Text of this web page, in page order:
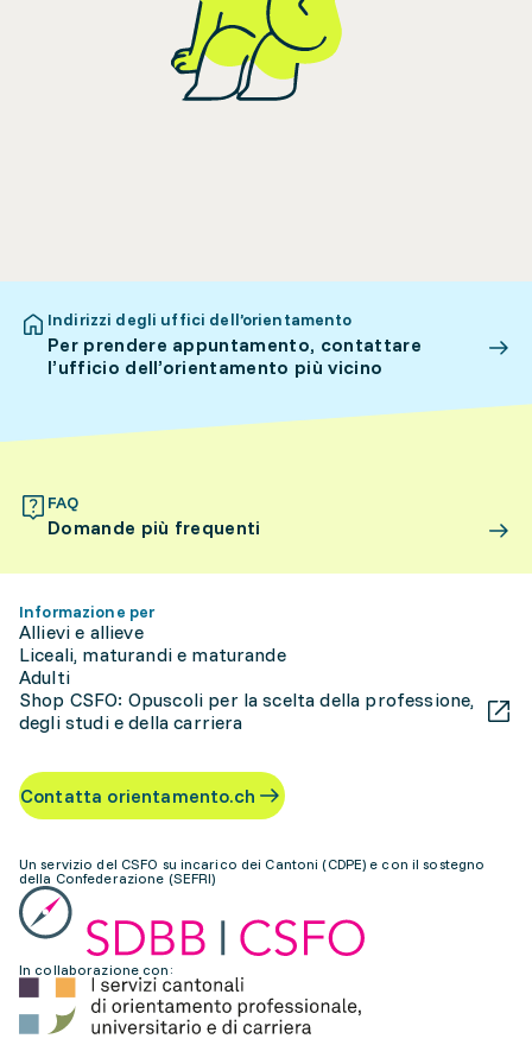
Indirizzi degli uffici dell’orientamento
Per prendere appuntamento, contattare
l’ufficio dell’orientamento più vicino
FAQ
Domande più frequenti
Informazione per
Allievi e allieve
Liceali, maturandi e maturande
Adulti
Shop CSFO: Opuscoli per la scelta della professione,
degli studi e della carriera
Contatta orientamento.ch
Un servizio del CSFO su incarico dei Cantoni (CDPE) e con il sostegno
della Confederazione (SEFRI)
In collaborazione con: